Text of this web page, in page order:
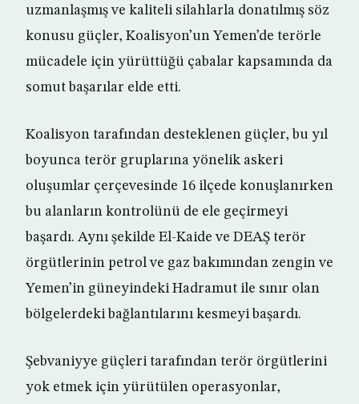
uzmanlaşmış ve kaliteli silahlarla donatılmış söz
konusu güçler, Koalisyon’un Yemen’de terörle
mücadele için yürüttüğü çabalar kapsamında da
somut başarılar elde etti.
Koalisyon tarafından desteklenen güçler, bu yıl
boyunca terör gruplarına yönelik askeri
oluşumlar çerçevesinde 16 ilçede konuşlanırken
bu alanların kontrolünü de ele geçirmeyi
başardı. Aynı şekilde El-Kaide ve DEAŞ terör
örgütlerinin petrol ve gaz bakımından zengin ve
Yemen’in güneyindeki Hadramut ile sınır olan
bölgelerdeki bağlantılarını kesmeyi başardı.
Şebvaniyye güçleri tarafından terör örgütlerini
yok etmek için yürütülen operasyonlar,